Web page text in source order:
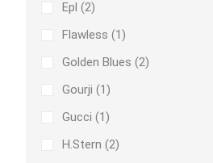
Epl (2)
Flawless (1)
Golden Blues (2)
Gourji (1)
Gucci (1)
H.Stern (2)